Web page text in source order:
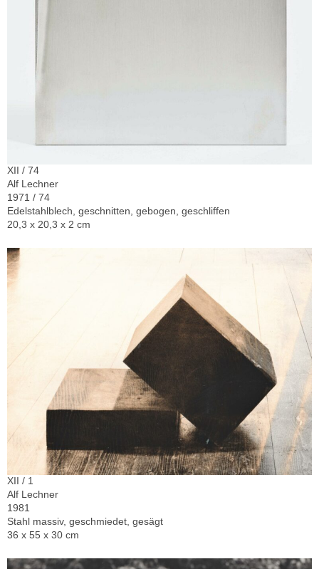
XII / 74
Alf Lechner
1971 / 74
Edelstahlblech, geschnitten, gebogen, geschliffen
20,3 x 20,3 x 2 cm
XII / 1
Alf Lechner
1981
Stahl massiv, geschmiedet, gesägt
36 x 55 x 30 cm